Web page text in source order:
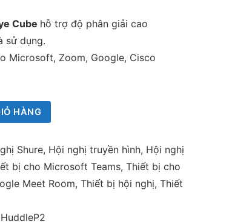
Cube hỗ trợ độ phân giải cao
sử dụng.
Microsoft, Zoom, Google, Cisco
HÀNG
Shure, Hội nghị truyền hình, Hội nghị
bị cho Microsoft Teams, Thiết bị cho
Meet Room, Thiết bị hội nghị, Thiết